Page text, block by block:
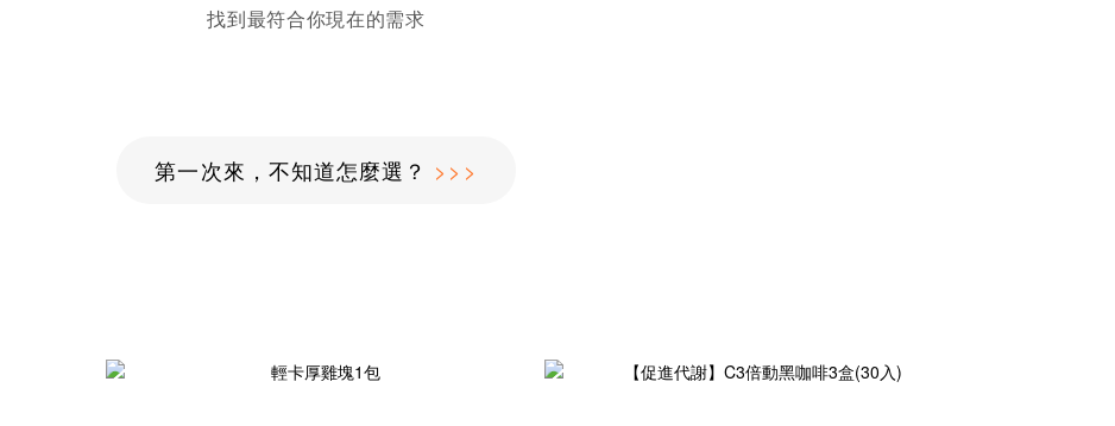
找到最符合你現在的需求
第一次來，不知道怎麼選？ >>>